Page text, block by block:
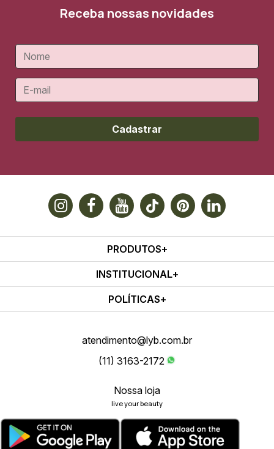
Receba nossas novidades
Cadastrar
PRODUTOS
INSTITUCIONAL
POLÍTICAS
atendimento@lyb.com.br
(11) 3163-2172
Nossa loja
live your beauty